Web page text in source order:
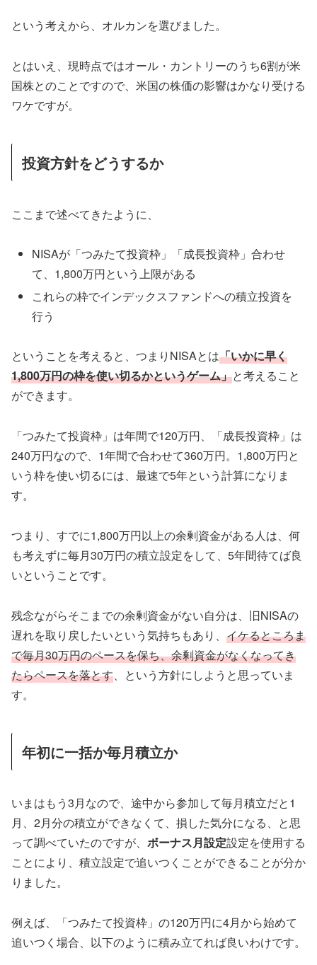
という考えから、オルカンを選びました。
とはいえ、現時点ではオール・カントリーのうち6割が米
国株とのことですので、米国の株価の影響はかなり受ける
ワケですが。
投資方針をどうするか
ここまで述べてきたように、
NISAが「つみたて投資枠」「成長投資枠」合わせ
て、1,800万円という上限がある
これらの枠でインデックスファンドへの積立投資を
行う
ということを考えると、つまりNISAとは「いかに早く
1,800万円の枠を使い切るかというゲーム」と考えること
ができます。
「つみたて投資枠」は年間で120万円、「成長投資枠」は
240万円なので、1年間で合わせて360万円。1,800万円と
いう枠を使い切るには、最速で5年という計算になりま
す。
つまり、すでに1,800万円以上の余剰資金がある人は、何
も考えずに毎月30万円の積立設定をして、5年間待てば良
いということです。
残念ながらそこまでの余剰資金がない自分は、旧NISAの
遅れを取り戻したいという気持ちもあり、 イケるところま
で毎月30万円のペースを保ち、余剰資金がなくなってき
たらペースを落とす、という方針にしようと思っていま
す。
年初に一括か毎月積立か
いまはもう3月なので、途中から参加して毎月積立だと1
月、2月分の積立ができなくて、損した気分になる、と思
って調べていたのですが、 ボーナス月設定設定を使用する
ことにより、積立設定で追いつくことができることが分か
りました。
例えば、「つみたて投資枠」の120万円に4月から始めて
追いつく場合、以下のように積み立てれば良いわけです。